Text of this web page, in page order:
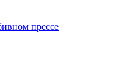
прессе